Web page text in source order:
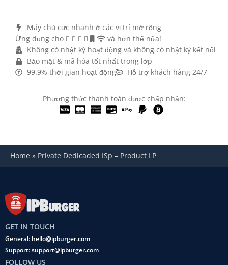
Máy chủ cực nhanh ở các vị trí mở rộng
Ứng dụng cho
và hơn thế nữa!
Không có nhật ký hoạt động và không có nhật ký kết nối
Bảo mật & mã hóa tốt nhất trong lớp
99.9% thời gian hoạt động
Hỗ trợ khách hàng 24/7
Phương thức thanh toán được chấp nhận:
Home » Private Dedicaded ISp – Product LP
GET IN TOUCH
General: hello@ipburger.com
Support: support@ipburger.com
FOLLOW US